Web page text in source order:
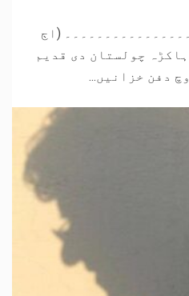
(اڄ
چولستان دی قدیم
دفن خزانیں...